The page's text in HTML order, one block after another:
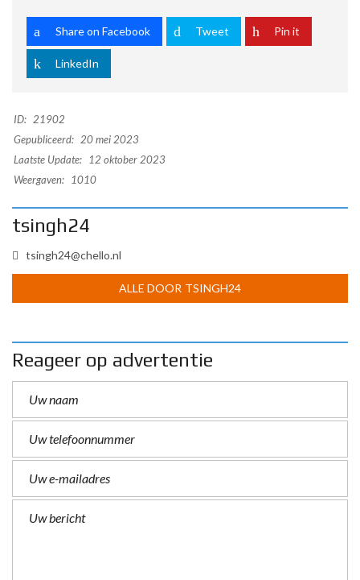
Share on Facebook Tweet Pin it
LinkedIn
ID: 21902
Gepubliceerd: 20 mei 2023
Laatste Update:
12 oktober 2023
Weergaven:
1010
tsingh24
tsingh24@chello.nl
ALLE DOOR TSINGH24
Reageer op advertentie